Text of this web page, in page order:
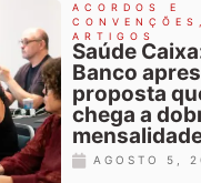
ACORDOS E
CONVENÇÕES ,
ARTIGOS
Saúde
Banco
proposta
chega a
AGOSTO 5,